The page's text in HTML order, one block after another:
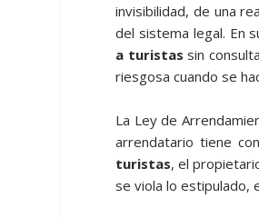
invisibilidad, de una
del sistema legal. En
a turistas sin
riesgosa cuando se
La Ley de
arrendatario tiene
turistas, el
se viola lo estipulado,